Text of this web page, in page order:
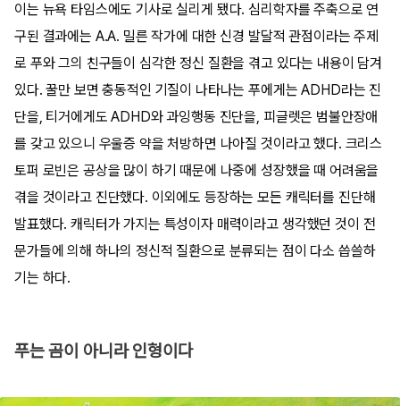
이는 뉴욕 타임스에도 기사로 실리게 됐다. 심리학자를 주축으로 연
구된 결과에는 A.A. 밀른 작가에 대한 신경 발달적 관점이라는 주제
로 푸와 그의 친구들이 심각한 정신 질환을 겪고 있다는 내용이 담겨
있다. 꿀만 보면 충동적인 기질이 나타나는 푸에게는 ADHD라는 진
단을, 티거에게도 ADHD와 과잉행동 진단을, 피글렛은 범불안장애
를 갖고 있으니 우울증 약을 처방하면 나아질 것이라고 했다. 크리스
토퍼 로빈은 공상을 많이 하기 때문에 나중에 성장했을 때 어려움을
겪을 것이라고 진단했다. 이외에도 등장하는 모든 캐릭터를 진단해
발표했다. 캐릭터가 가지는 특성이자 매력이라고 생각했던 것이 전
문가들에 의해 하나의 정신적 질환으로 분류되는 점이 다소 씁쓸하
기는 하다.
푸는 곰이 아니라 인형이다